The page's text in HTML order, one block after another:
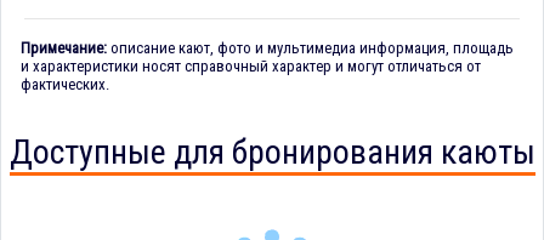
Примечание: описание кают, фото и мультимедиа информация, площадь
и характеристики носят справочный характер и могут отличаться от
фактических.
Доступные для бронирования каюты